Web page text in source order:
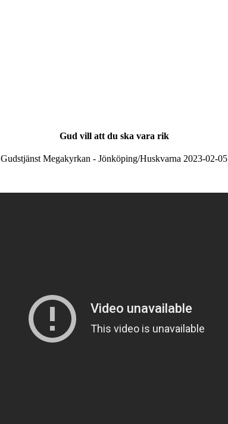
Gud vill att du ska vara rik
Gudstjänst Megakyrkan - Jönköping/Huskvarna 2023-02-05